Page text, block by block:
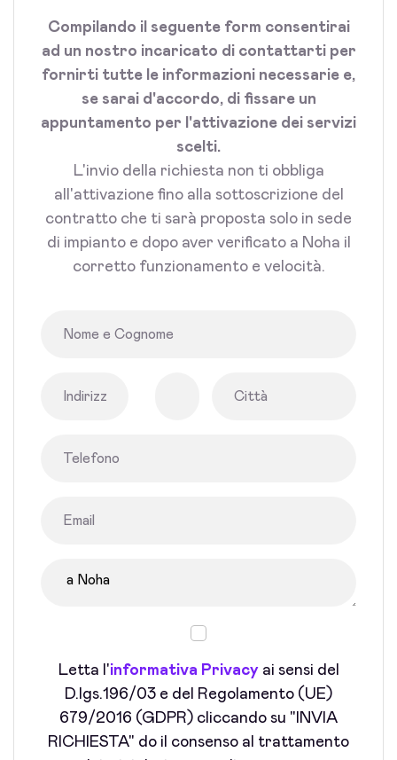
Compilando il seguente form consentirai
ad un nostro incaricato di contattarti per
fornirti tutte le informazioni necessarie e,
se sarai d'accordo, di fissare un
appuntamento per l'attivazione dei servizi
scelti.
L'invio della richiesta non ti obbliga
all'attivazione fino alla sottoscrizione del
contratto che ti sarà proposta solo in sede
di impianto e dopo aver verificato a Noha il
corretto funzionamento e velocità.
Letta l'informativa Privacyai sensi del
D.lgs.196/03 e del Regolamento (UE)
679/2016 (GDPR) cliccando su "INVIA
RICHIESTA" do il consenso al trattamento